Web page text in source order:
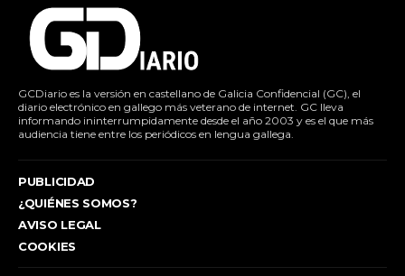
GCDiario es la versión en castellano de Galicia Confidencial (GC), el
diario electrónico en gallego más veterano de internet. GC lleva
informando ininterrumpidamente desde el año 2003 y es el que más
audiencia tiene entre los periódicos en lengua gallega.
PUBLICIDAD
¿QUIÉNES SOMOS?
AVISO LEGAL
COOKIES